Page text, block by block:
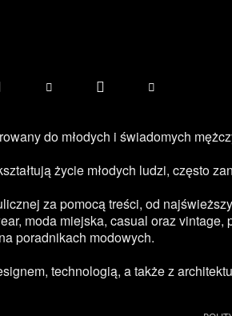
do młodych i świadomych
życie młodych ludzi, często
za pomocą treści, od
moda miejska, casual oraz vintage,
poradnikach modowych.
technologią, a także z